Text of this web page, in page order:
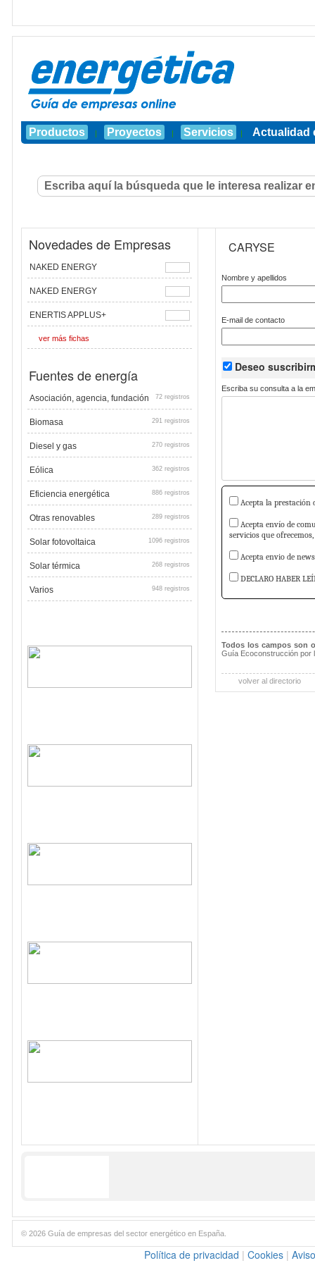
Productos | Proyectos | Servicios | Actualidad
Novedades de Empresas
NAKED ENERGY
NAKED ENERGY
ENERTIS APPLUS+
ver más fichas
Fuentes de energía
Asociación, agencia, fundación 72 registros
Biomasa 291 registros
Diesel y gas 270 registros
Eólica 362 registros
Eficiencia energética 886 registros
Otras renovables 289 registros
Solar fotovoltaica 1096 registros
Solar térmica 268 registros
Varios 948 registros
CARYSE
Nombre y apellidos
E-mail de contacto
Deseo
Escriba su consulta a la
Acepta la prestación
Acepta envío de
servicios que
Acepta envio de
DECLARO HABER
Todos los campos son
Guía Ecoconstrucción por
volver al directorio
© 2026 Guía de empresas del sector energético en España.
Política de privacidad | Cookies |